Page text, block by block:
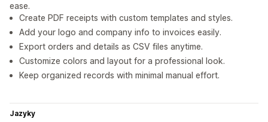
ease.
Create PDF receipts with custom templates and styles.
Add your logo and company info to invoices easily.
Export orders and details as CSV files anytime.
Customize colors and layout for a professional look.
Keep organized records with minimal manual effort.
Jazyky